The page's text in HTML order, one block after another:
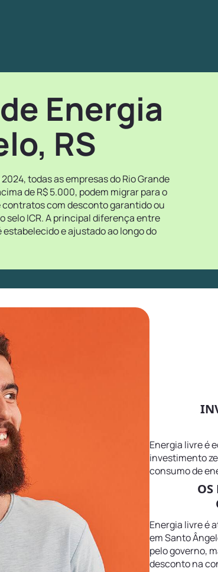
Energia
RS
todas as empresas do Rio Grande
de R$ 5.000, podem migrar para o
com desconto garantido ou
selo ICR. A principal diferença entre
e ajustado ao longo do
Energia livre é
investimento
consumo de
OS
Energia livre é
em Santo
pelo governo,
desconto na